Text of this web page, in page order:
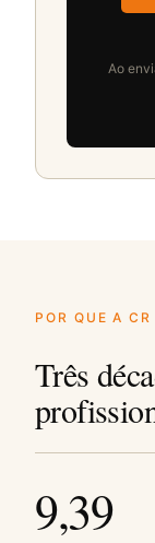
Ao
POR QUE A
Três
9,39